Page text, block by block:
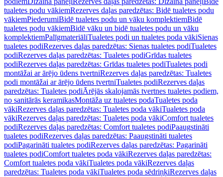
tualetes podu vākiemRezerves daļas paredzētas: Bidē tualetes podu
vākiemPiederumiBidē tualetes podu un vāku komplektiemBidē
tualetes podu vākiemBidē vāku un bidē tualetes podu un vāku
komplektiemPalīgmateriāliTualetes podi un tualetes poda vākiSienas
tualetes podiRezerves daļas paredzētas: Sienas tualetes podiTualetes
podiRezerves daļas paredzētas: Tualetes podiGrīdas tualetes
podiRezerves daļas paredzētas: Grīdas tualetes podiTualetes podi
montāžai ar ārējo ūdens tvertniRezerves daļas paredzētas: Tualetes
podi montāžai ar ārējo ūdens tvertniTualetes podiRezerves daļas
paredzētas: Tualetes podiĀrējās skalojamās tvertnes tualetes podiem,
no sanitārās keramikasMontāža uz tualetes podaTualetes poda
vākiRezerves daļas paredzētas: Tualetes poda vākiTualetes poda
vākiRezerves daļas paredzētas: Tualetes poda vākiComfort tualetes
podiRezerves daļas paredzētas: Comfort tualetes podiPaaugstināti
tualetes podiRezerves daļas paredzētas: Paaugstināti tualetes
podiPagarināti tualetes podiRezerves daļas paredzētas: Pagarināti
tualetes podiComfort tualetes poda vākiRezerves daļas paredzētas:
Comfort tualetes poda vākiTualetes poda vākiRezerves daļas
paredzētas: Tualetes poda vākiTualetes poda sēdriņķiRezerves daļas